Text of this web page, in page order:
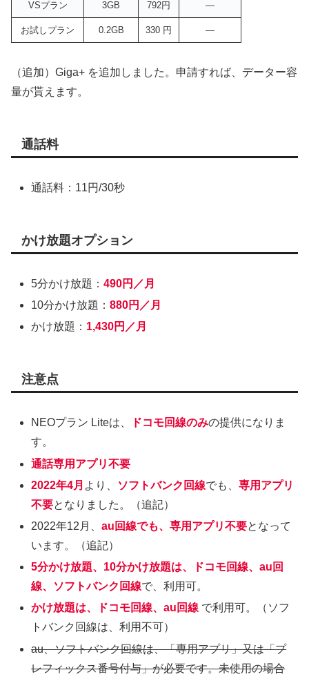
VSプラン 3GB 792円 ―
お試しプラン 0.2GB 330 円 ―
（追加）Giga+ を追加しました。申請すれば、データー容
量が貰えます。
通話料
通話料：11円/30秒
かけ放題オプション
5分かけ放題：490円／月
10分かけ放題：880円／月
かけ放題： 1,430円／月
注意点
NEOプラン Liteは、 ドコモ回線のみの提供になりま
す。
通話専用アプリ不要
2022年4月 より、 ソフトバンク回線でも、専用アプリ
不要となりました。（追記）
2022年12月、au回線でも、専用アプリ不要となって
います。（追記）
5分かけ放題、10分かけ放題は、ドコモ回線、au回
線、ソフトバンク回線で、利用可。
かけ放題は、ドコモ回線、au回線 で利用可。（ソフ
トバンク回線は、利用不可）
au、ソフトバンク回線は、「専用アプリ」又は「プ
レフィックス番号付与」が必要です。未使用の場合